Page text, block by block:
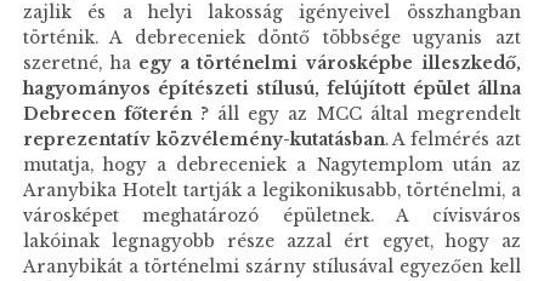
zajlik és a helyi lakosság igényeivel összhangban
történik. A debreceniek döntő többsége ugyanis azt
szeretné, ha egy a történelmi városképbe illeszkedő,
hagyományos építészeti stílusú, felújított épület állna
Debrecen főterén? áll egy az MCC által megrendelt
reprezentatív közvélemény-kutatásban. A felmérés azt
mutatja, hogy a debreceniek a Nagytemplom után az
Aranybika Hotelt tartják a legikonikusabb, történelmi, a
városképet meghatározó épületnek. A cívisváros
lakóinak legnagyobb része azzal ért egyet, hogy az
Aranybikát a történelmi szárny stílusával egyezően kell